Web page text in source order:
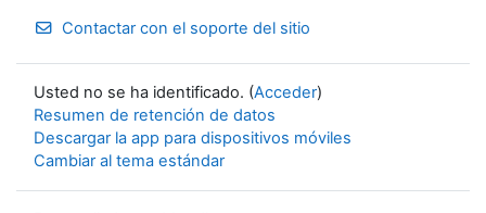
Contactar con el soporte del sitio
Usted no se ha identificado. (Acceder)
Resumen de retención de datos
Descargar la app para dispositivos móviles
Cambiar al tema estándar